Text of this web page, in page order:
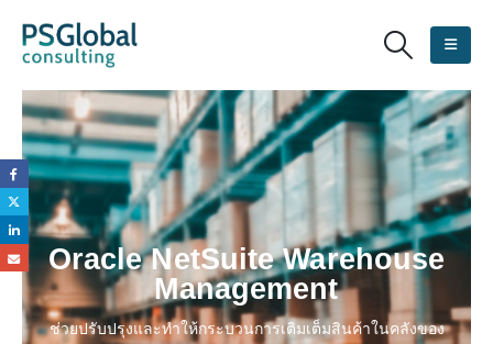
Oracle NetSuite Warehouse
Management
ช่วยปรับปรุงและทำให้กระบวนการเติมเต็มสินค้าในคลังของ